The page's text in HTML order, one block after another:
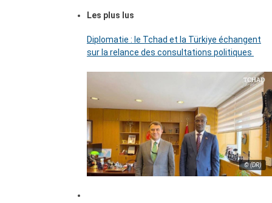
Les plus lus
Diplomatie : le Tchad et la Türkiye échangent
sur la relance des consultations politiques
© (DR)